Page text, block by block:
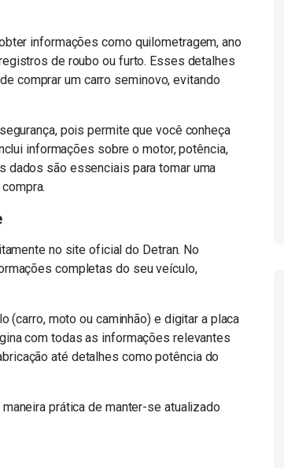
informações como quilometragem, ano
de roubo ou furto. Esses detalhes
comprar um carro seminovo, evitando
pois permite que você conheça
informações sobre o motor, potência,
dados são essenciais para tomar uma
no site oficial do Detran. No
completas do seu veículo,
(carro, moto ou caminhão) e digitar a placa
com todas as informações relevantes
até detalhes como potência do
prática de manter-se atualizado